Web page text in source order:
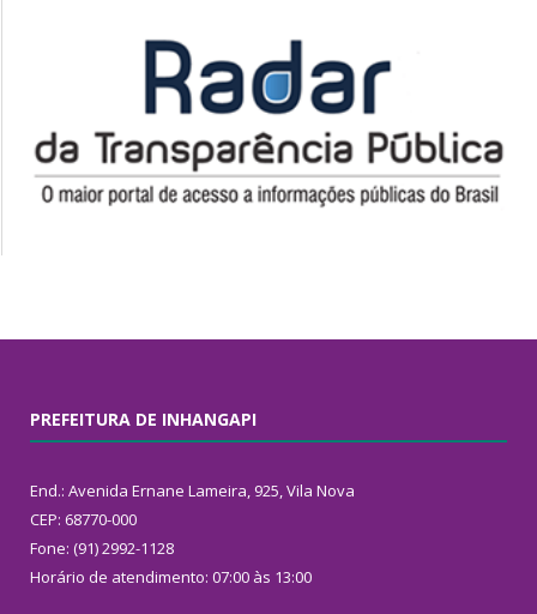
PREFEITURA DE INHANGAPI
End.: Avenida Ernane Lameira, 925, Vila Nova
CEP: 68770-000
Fone: (91) 2992-1128
Horário de atendimento: 07:00 às 13:00